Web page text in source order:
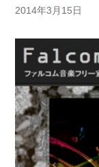
2014年3月15日